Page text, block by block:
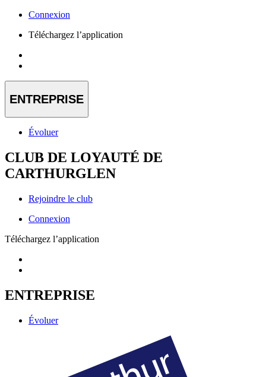
Connexion
Téléchargez l’application
ENTREPRISE
Évoluer
CLUB DE LOYAUTÉ DE
CARTHURGLEN
Rejoindre le club
Connexion
Téléchargez l’application
ENTREPRISE
Évoluer